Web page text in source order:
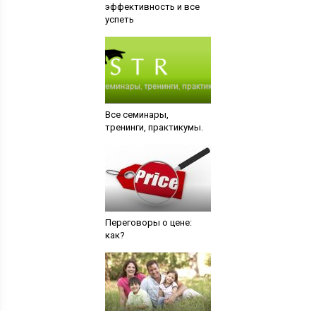
эффективность и все
успеть
Все семинары,
тренинги, практикумы.
Переговоры о цене:
как?